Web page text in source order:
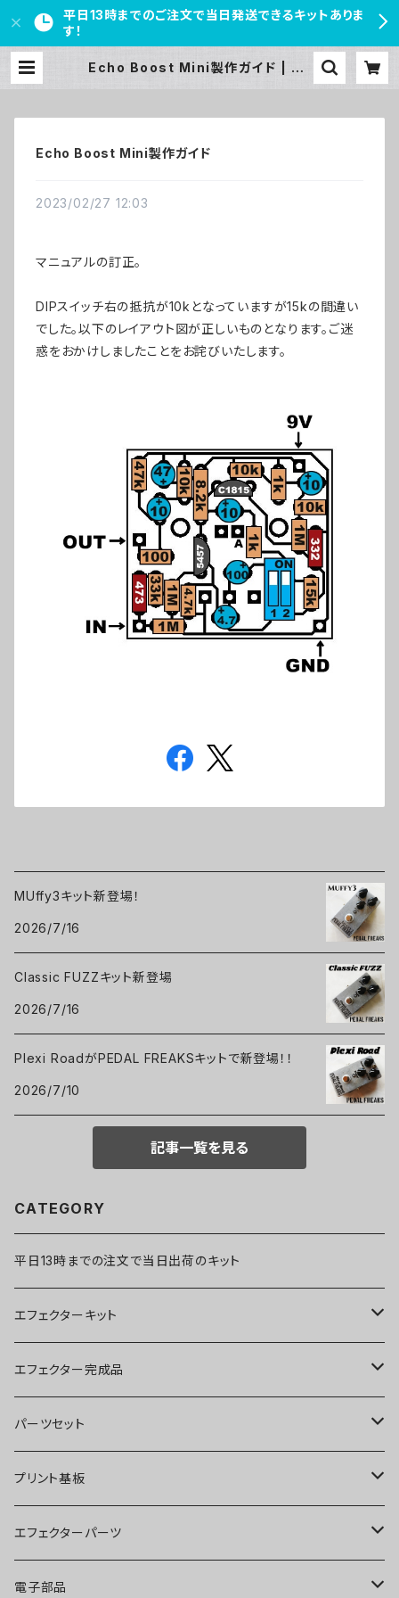
平日13時までのご注文で当日発送できるキットありま
す！
Echo Boost Mini製作ガイド | PE
Echo Boost Mini製作ガイド
2023/02/27 12:03
マニュアルの訂正。
DIPスイッチ右の抵抗が10kとなっていますが15kの間違い
でした。以下のレイアウト図が正しいものとなります。ご迷
惑をおかけしましたことをお詫びいたします。
MUffy3キット新登場！
2026/7/16
Classic FUZZキット新登場
2026/7/16
Plexi RoadがPEDAL FREAKSキットで新登場！！
2026/7/10
記事一覧を見る
CATEGORY
平日13時までの注文で当日出荷のキット
エフェクターキット
ブースター
オーバードライブ
ディストーション
ファズ
プリアンプ
エフェクター完成品
ブースター
オーバードライブ
ディストーション
ファズ
パーツセット
ブースター
オーバードライブ
ディストーション
プリント基板
オーバードライブ
ディストーション
エフェクターパーツ
スイッチ
電子部品